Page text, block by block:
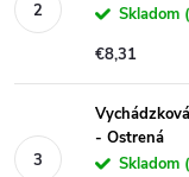
Skladom
€8,31
- Ostrená
Skladom